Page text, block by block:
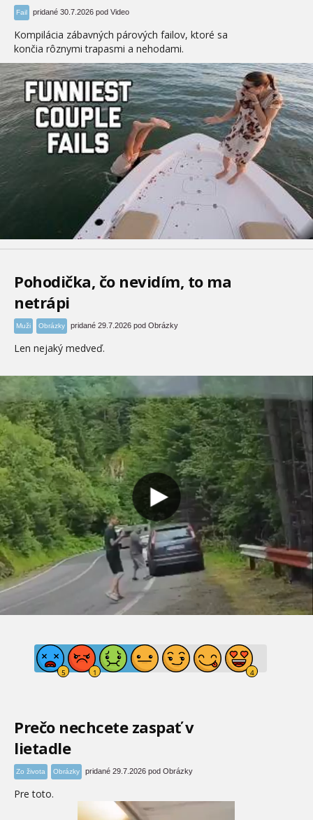
Fail pridané 30.7.2026 pod Video
Kompilácia zábavných párových failov, ktoré sa
končia rôznymi trapasmi a nehodami.
Pohodička, čo nevidím, to ma
netrápi
Muži Obrázky pridané 29.7.2026 pod Obrázky
Len nejaký medveď.
Prečo nechcete zaspať v
lietadle
Zo života Obrázky pridané 29.7.2026 pod Obrázky
Pre toto.